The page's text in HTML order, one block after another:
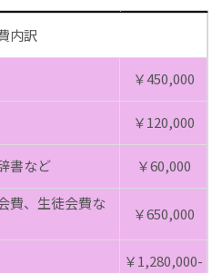
内訳
￥450,000
￥120,000
書など
￥60,000
費、生徒会費な
￥650,000
￥1,280,000-